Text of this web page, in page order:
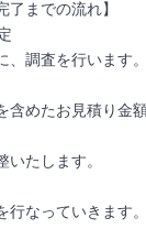
了までの流れ】
、調査を行います。
含めたお見積り金
いたします。
行なっていきます。